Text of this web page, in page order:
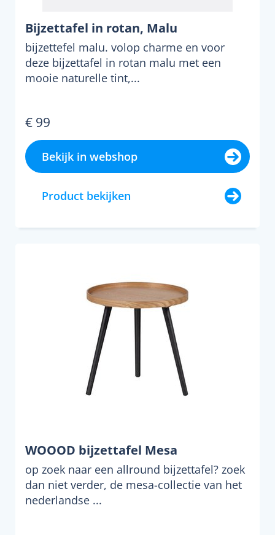
Bijzettafel in rotan, Malu
bijzettefel malu. volop charme en voor
deze bijzettafel in rotan malu met een
mooie naturelle tint,...
€ 99
Bekijk in webshop
Product bekijken
WOOOD bijzettafel Mesa
op zoek naar een allround bijzettafel? zoek
dan niet verder, de mesa-collectie van het
nederlandse ...